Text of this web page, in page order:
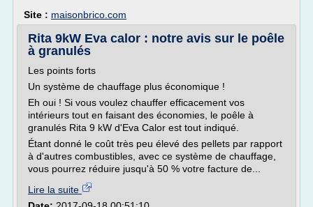
Site : maisonbrico.com
Rita 9kW Eva calor : notre avis sur le poêle
à granulés
Les points forts
Un système de chauffage plus économique !
Eh oui ! Si vous voulez chauffer efficacement vos
intérieurs tout en faisant des économies, le poêle à
granulés Rita 9 kW d'Eva Calor est tout indiqué.
Étant donné le coût très peu élevé des pellets par rapport
à d'autres combustibles, avec ce système de chauffage,
vous pourrez réduire jusqu'à 50 % votre facture de...
Lire la suite